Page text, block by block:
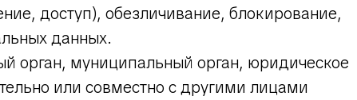
доступ), обезличивание, блокирование,
данных.
орган, муниципальный орган, юридическое
или совместно с другими лицами